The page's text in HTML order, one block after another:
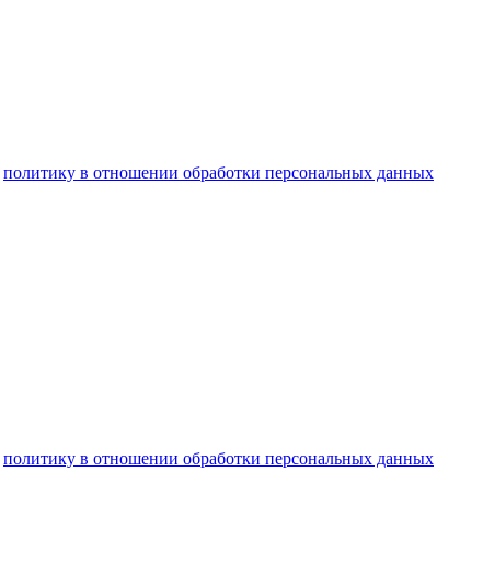
политику в отношении обработки персональных данных
политику в отношении обработки персональных данных